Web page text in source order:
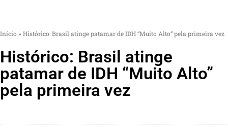
Início » Histórico: Brasil atinge patamar de IDH “Muito Alto” pela primeira vez
Histórico: Brasil atinge
patamar de IDH “Muito Alto”
pela primeira vez